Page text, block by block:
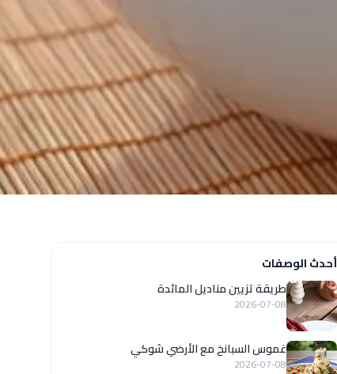
أحدث الوصفات
طريقة تزيين مناديل المائدة
2026-07-08
غموس السبانخ مع الأرضي شوكي
2026-07-08